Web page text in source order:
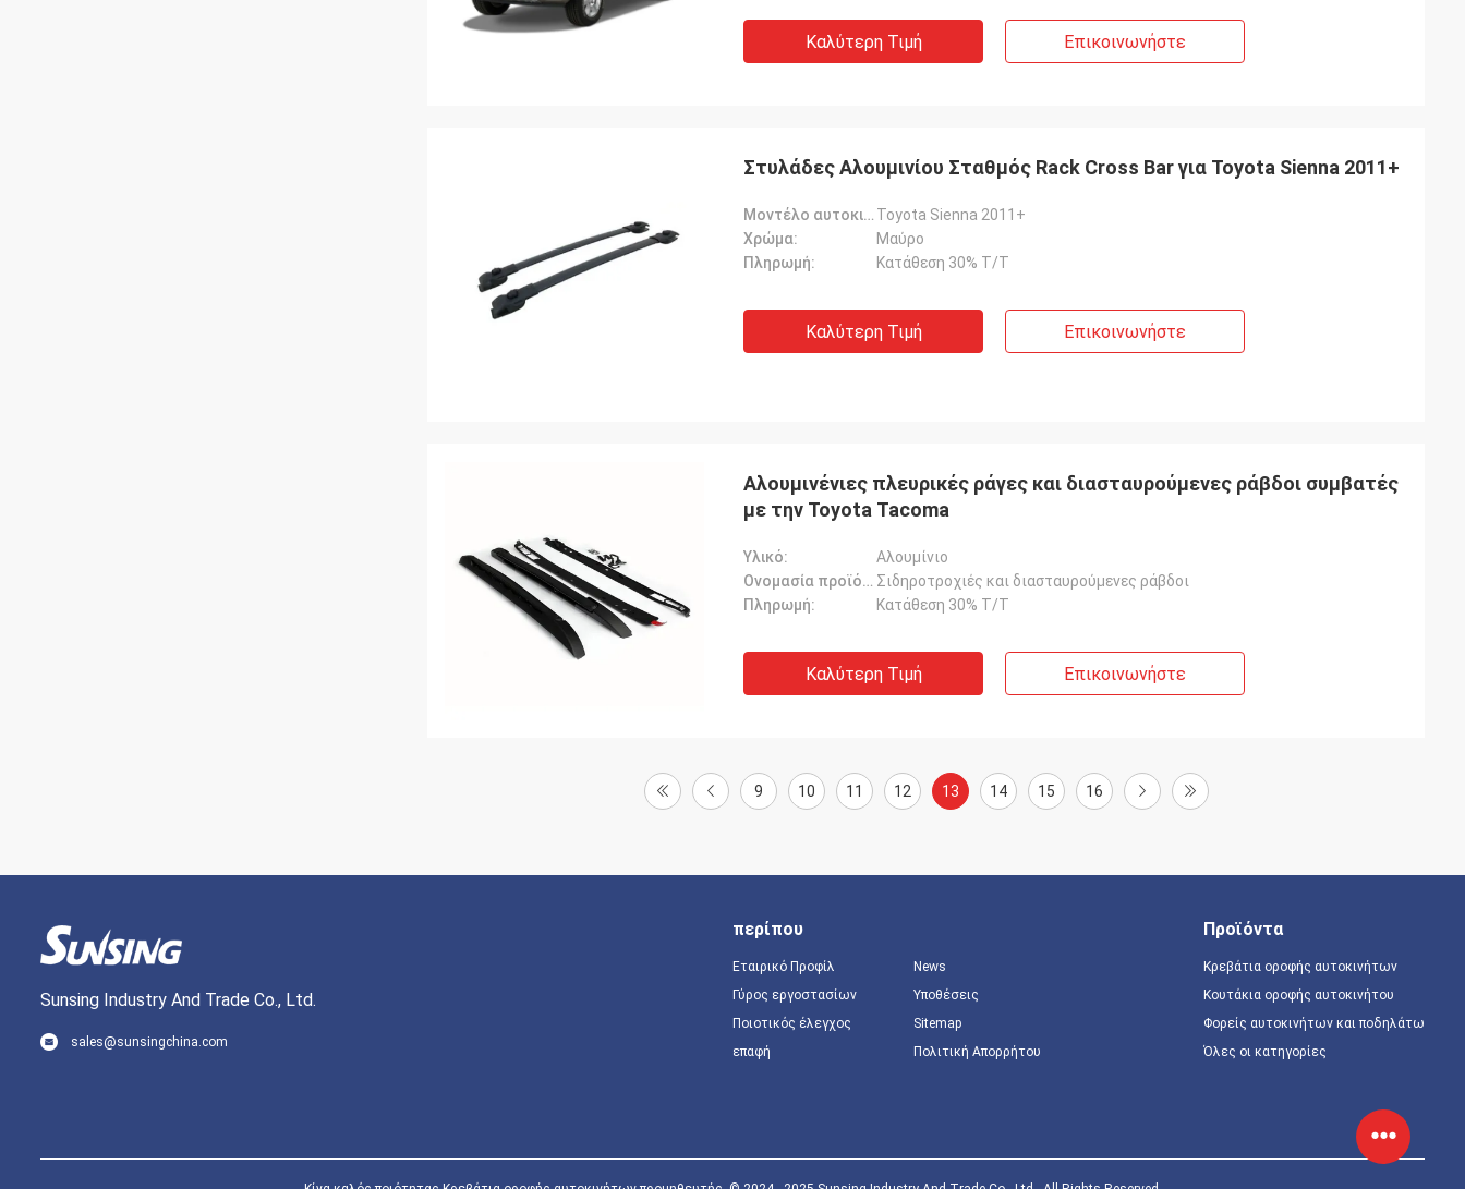
Καλύτερη Τιμή Επικοινωνήστε
Στυλάδες Αλουμινίου Σταθμός Rack Cross Bar για Toyota Sienna 2011+
Μοντέλο αυτοκινήτου: Toyota Sienna 2011+
Χρώμα:
Μαύρο
Πληρωμή:
Κατάθεση 30% T/T
Καλύτερη Τιμή Επικοινωνήστε
Αλουμινένιες πλευρικές ράγες και διασταυρούμενες ράβδοι συμβατές
με την Toyota Tacoma
Υλικό:
Αλουμίνιο
Ονομασία προϊόντος: Σιδηροτροχιές και διασταυρούμενες ράβδοι
Πληρωμή:
Κατάθεση 30% T/T
Καλύτερη Τιμή Επικοινωνήστε
9 10 11 12 13 14 15 16
Sunsing Industry And Trade Co., Ltd.
sales@sunsingchina.com
περίπου
Εταιρικό Προφίλ
Γύρος εργοστασίων
Ποιοτικός έλεγχος
επαφή
News
Υποθέσεις
Sitemap
Πολιτική Απορρήτου
Προϊόντα
Κρεβάτια οροφής αυτοκινήτων
Κουτάκια οροφής αυτοκινήτου
Φορείς αυτοκινήτων και ποδηλάτων
Όλες οι κατηγορίες